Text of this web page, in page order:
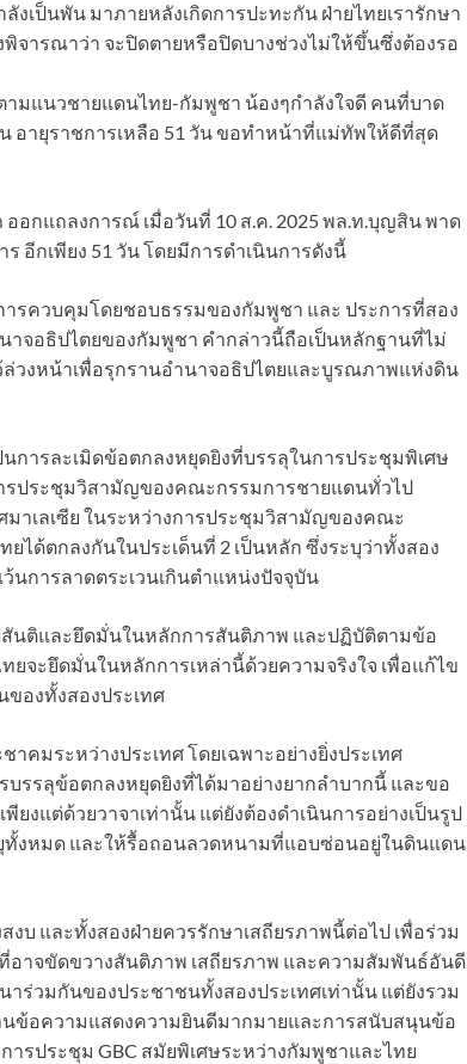
เป็นพัน มาภายหลังเกิดการปะทะกัน ฝ่ายไทยเรารักษา
จารณาว่า จะปิดตายหรือปิดบางช่วงไม่ให้ขึ้นซึ่งต้องรอ
แนวชายแดนไทย-กัมพูชา น้องๆกำลังใจดี คนที่บาด
อายุราชการเหลือ 51 วัน ขอทำหน้าที่แม่ทัพให้ดีที่สุด
กแถลงการณ์ เมื่อวันที่ 10 ส.ค. 2025 พล.ท.บุญสิน พาด
อีกเพียง 51 วัน โดยมีการดําเนินการดังนี้
ารควบคุมโดยชอบธรรมของกัมพูชา และ ประการที่สอง
าจอธิปไตยของกัมพูชา คำกล่าวนี้ถือเป็นหลักฐานที่ไม่
วงหน้าเพื่อรุกรานอำนาจอธิปไตยและบูรณภาพแห่งดิน
การละเมิดข้อตกลงหยุดยิงที่บรรลุในการประชุมพิเศษ
รประชุมวิสามัญของคณะกรรมการชายแดนทั่วไป
มาเลเซีย ในระหว่างการประชุมวิสามัญของคณะ
ได้ตกลงกันในประเด็นที่ 2 เป็นหลัก ซึ่งระบุว่าทั้งสอง
นการลาดตระเวนเกินตำแหน่งปัจจุบัน
นติและยึดมั่นในหลักการสันติภาพ และปฏิบัติตามข้อ
ยจะยึดมั่นในหลักการเหล่านี้ด้วยความจริงใจ เพื่อแก้ไข
องทั้งสองประเทศ
คมระหว่างประเทศ โดยเฉพาะอย่างยิ่งประเทศ
รรลุข้อตกลงหยุดยิงที่ได้มาอย่างยากลำบากนี้ และขอ
ยงแต่ด้วยวาจาเท่านั้น แต่ยังต้องดำเนินการอย่างเป็นรูป
ทั้งหมด และให้รื้อถอนลวดหนามที่แอบซ่อนอยู่ในดินแดน
และทั้งสองฝ่ายควรรักษาเสถียรภาพนี้ต่อไป เพื่อร่วม
อาจขัดขวางสันติภาพ เสถียรภาพ และความสัมพันธ์อันดี
าร่วมกันของประชาชนทั้งสองประเทศเท่านั้น แต่ยังรวม
ข้อความแสดงความยินดีมากมายและการสนับสนุนข้อ
ารประชุม GBC สมัยพิเศษระหว่างกัมพูชาและไทย